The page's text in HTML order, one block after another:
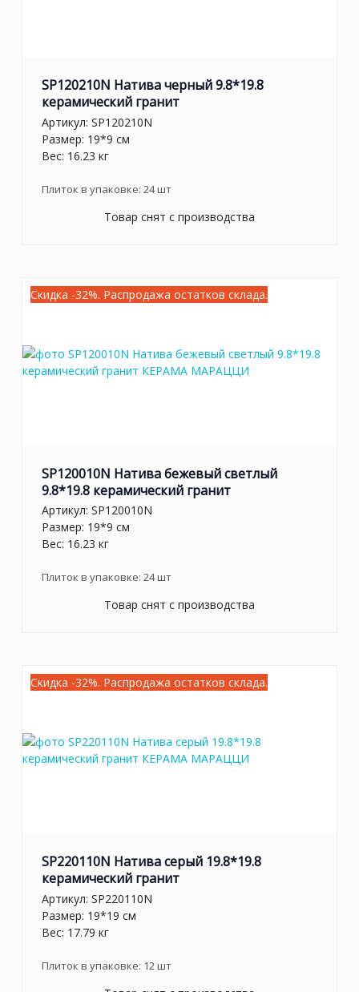
SP120210N Натива черный 9.8*19.8
керамический гранит
Артикул: SP120210N
Размер: 19*9 см
Вес: 16.23 кг
Плиток в упаковке: 24шт
Товар снят с производства
Скидка -32%. Распродажа остатков склада.
SP120010N Натива бежевый светлый
9.8*19.8 керамический гранит
Артикул: SP120010N
Размер: 19*9 см
Вес: 16.23 кг
Плиток в упаковке: 24шт
Товар снят с производства
Скидка -32%. Распродажа остатков склада.
SP220110N Натива серый 19.8*19.8
керамический гранит
Артикул: SP220110N
Размер: 19*19 см
Вес: 17.79 кг
Плиток в упаковке: 12шт